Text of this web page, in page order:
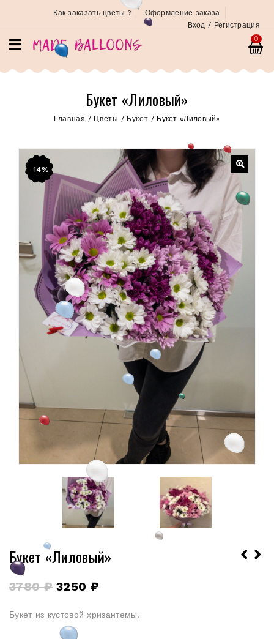
Как заказать цветы ?
Оформление заказа
Вход / Регистрация
0
Букет «Лиловый»
Главная / Цветы / Букет / Букет «Лиловый»
-14%
Букет «Лиловый»
3780₽ 3250 ₽
Букет из кустовой хризантемы.